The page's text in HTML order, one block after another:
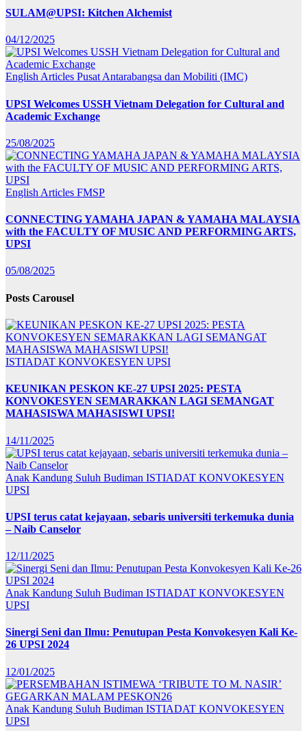
SULAM@UPSI: Kitchen Alchemist
04/12/2025
English Articles Pusat Antarabangsa dan Mobiliti (IMC)
UPSI Welcomes USSH Vietnam Delegation for Cultural and
Academic Exchange
25/08/2025
English Articles FMSP
CONNECTING YAMAHA JAPAN & YAMAHA MALAYSIA
with the FACULTY OF MUSIC AND PERFORMING ARTS,
UPSI
05/08/2025
Posts Carousel
ISTIADAT KONVOKESYEN UPSI
KEUNIKAN PESKON KE-27 UPSI 2025: PESTA
KONVOKESYEN SEMARAKKAN LAGI SEMANGAT
MAHASISWA MAHASISWI UPSI!
14/11/2025
Anak Kandung Suluh Budiman ISTIADAT KONVOKESYEN
UPSI
UPSI terus catat kejayaan, sebaris universiti terkemuka dunia
– Naib Canselor
12/11/2025
Anak Kandung Suluh Budiman ISTIADAT KONVOKESYEN
UPSI
Sinergi Seni dan Ilmu: Penutupan Pesta Konvokesyen Kali Ke-
26 UPSI 2024
12/01/2025
Anak Kandung Suluh Budiman ISTIADAT KONVOKESYEN
UPSI